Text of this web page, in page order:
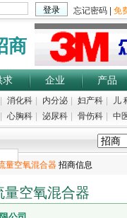
商
求 企业 产品
消化科 内分泌 妇产科
儿
心胸科 泌尿科 骨伤科 中
量空氧混合器 招商信息
量空氧混合器